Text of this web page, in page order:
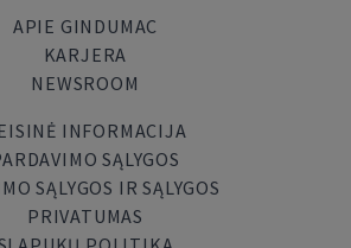
APIE GINDUMAC
KARJERA
NEWSROOM
INFORMACIJA
SĄLYGOS
SĄLYGOS IR SĄLYGOS
PRIVATUMAS